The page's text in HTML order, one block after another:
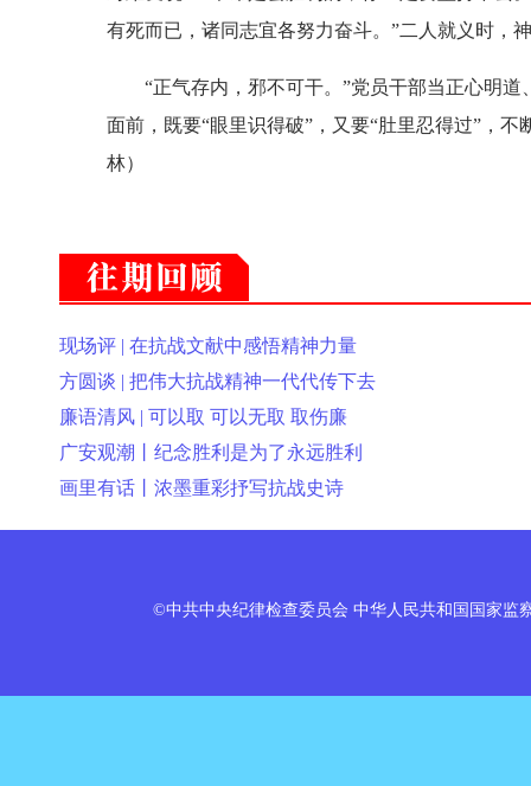
有死而已，诸同志宜各努力奋斗。”二人就义时，
“正气存内，邪不可干。”党员干部当正心明道
面前，既要“眼里识得破”，又要“肚里忍得过”，
林）
现场评 | 在抗战文献中感悟精神力量
方圆谈 | 把伟大抗战精神一代代传下去
廉语清风 | 可以取 可以无取 取伤廉
广安观潮丨纪念胜利是为了永远胜利
画里有话丨浓墨重彩抒写抗战史诗
©中共中央纪律检查委员会 中华人民共和国国家监